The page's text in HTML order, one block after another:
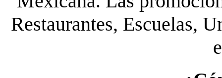
Restaurantes, Escuelas,